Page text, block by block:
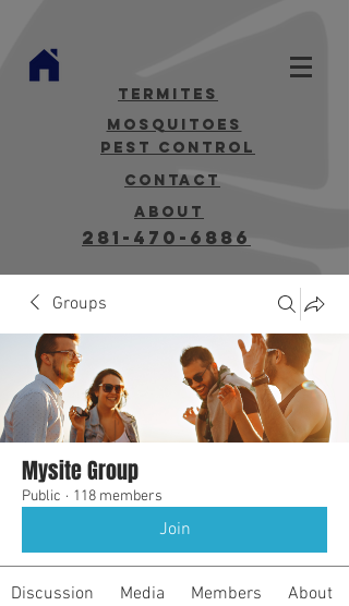
termites
mosquitoes
Pest Control
contact
about
281-470-6886
Groups
Mysite Group
Public · 118 members
Join
Discussion Media Members About